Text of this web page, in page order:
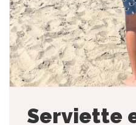
Serviette